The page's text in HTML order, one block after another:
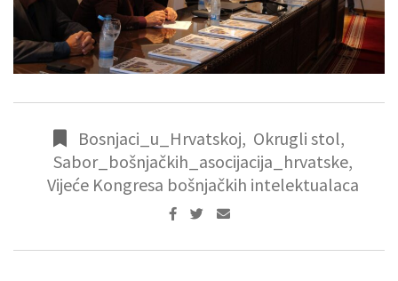
Bosnjaci_u_Hrvatskoj, Okrugli stol,
Sabor_bošnjačkih_asocijacija_hrvatske,
Vijeće Kongresa bošnjačkih intelektualaca